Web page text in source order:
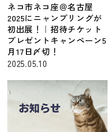
ネコ市ネコ座＠名古屋
2025にニャンプリングが
初出展！｜招待チケット
プレゼントキャンペーン5
月17日〆切！
2025.05.10